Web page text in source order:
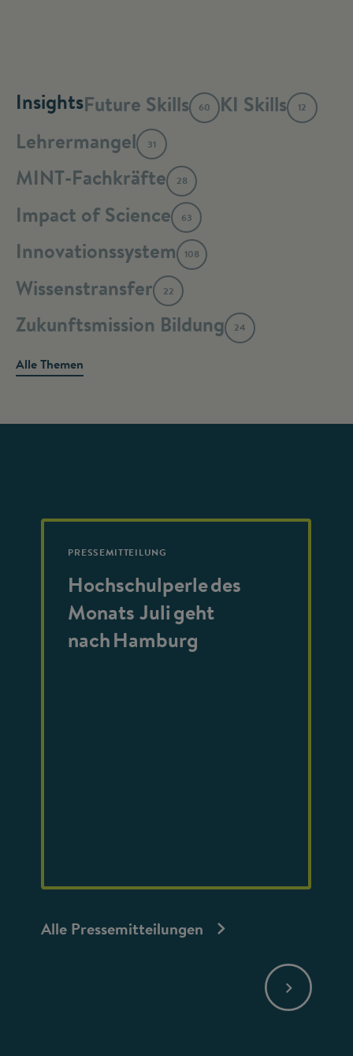
InsightsFuture Skills 60 KI Skills 12
Lehrermangel 31
MINT-Fachkräfte 28
Impact of Science 63
Innovationssystem 108
Wissenstransfer 22
Zukunftsmission Bildung 24
Alle Themen
PRESSEMITTEILUNG
Hochschulperle des
Monats Juli geht
nach Hamburg
Alle Pressemitteilungen